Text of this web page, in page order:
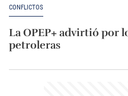
CONFLICTOS
La OPEP+ advirtió por
petroleras